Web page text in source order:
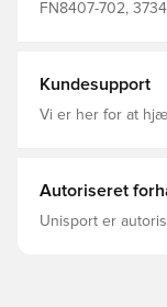
FN8407-702,
Kundesupport
Vi er her for at
Autoriseret
Unisport er